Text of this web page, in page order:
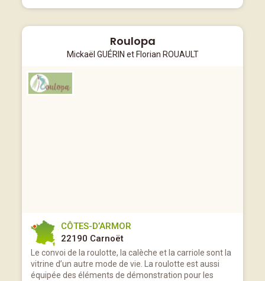
Roulopa
Mickaël GUÉRIN et Florian ROUAULT
CÔTES-D’ARMOR
22190 Carnoët
Le convoi de la roulotte, la calèche et la carriole sont la
vitrine d’un autre mode de vie. La roulotte est aussi
équipée des éléments de démonstration pour les